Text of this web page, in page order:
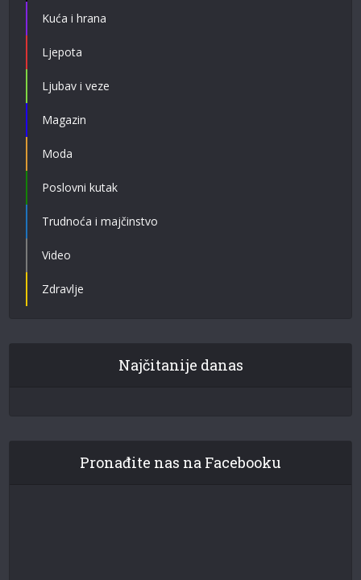
Kuća i hrana
Ljepota
Ljubav i veze
Magazin
Moda
Poslovni kutak
Trudnoća i majčinstvo
Video
Zdravlje
Najčitanije danas
Pronađite nas na Facebooku